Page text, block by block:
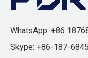
WhatsApp: +86
Skype: +86-187-